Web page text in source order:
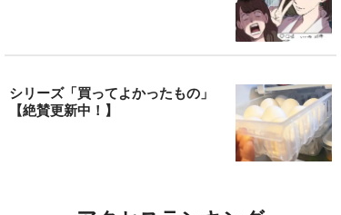
シリーズ「買ってよかったもの」
【絶賛更新中！】